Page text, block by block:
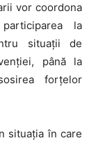
vor coordona
la
situații de
până la
forțelor
situația în care